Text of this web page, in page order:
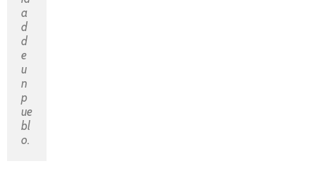
a
d
d
e
u
n
p
ue
bl
o.